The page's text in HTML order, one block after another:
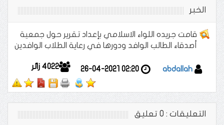
الخبر
قامت جريده اللواء الاسلامي بإعداد تقرير حول جمعية
أصدقاء الطالب الوافد ودورها في رعاية الطلاب الوافدين
4022 زائر 26-04-2021 02:20 abdallah
التعليقات : 0 تعليق